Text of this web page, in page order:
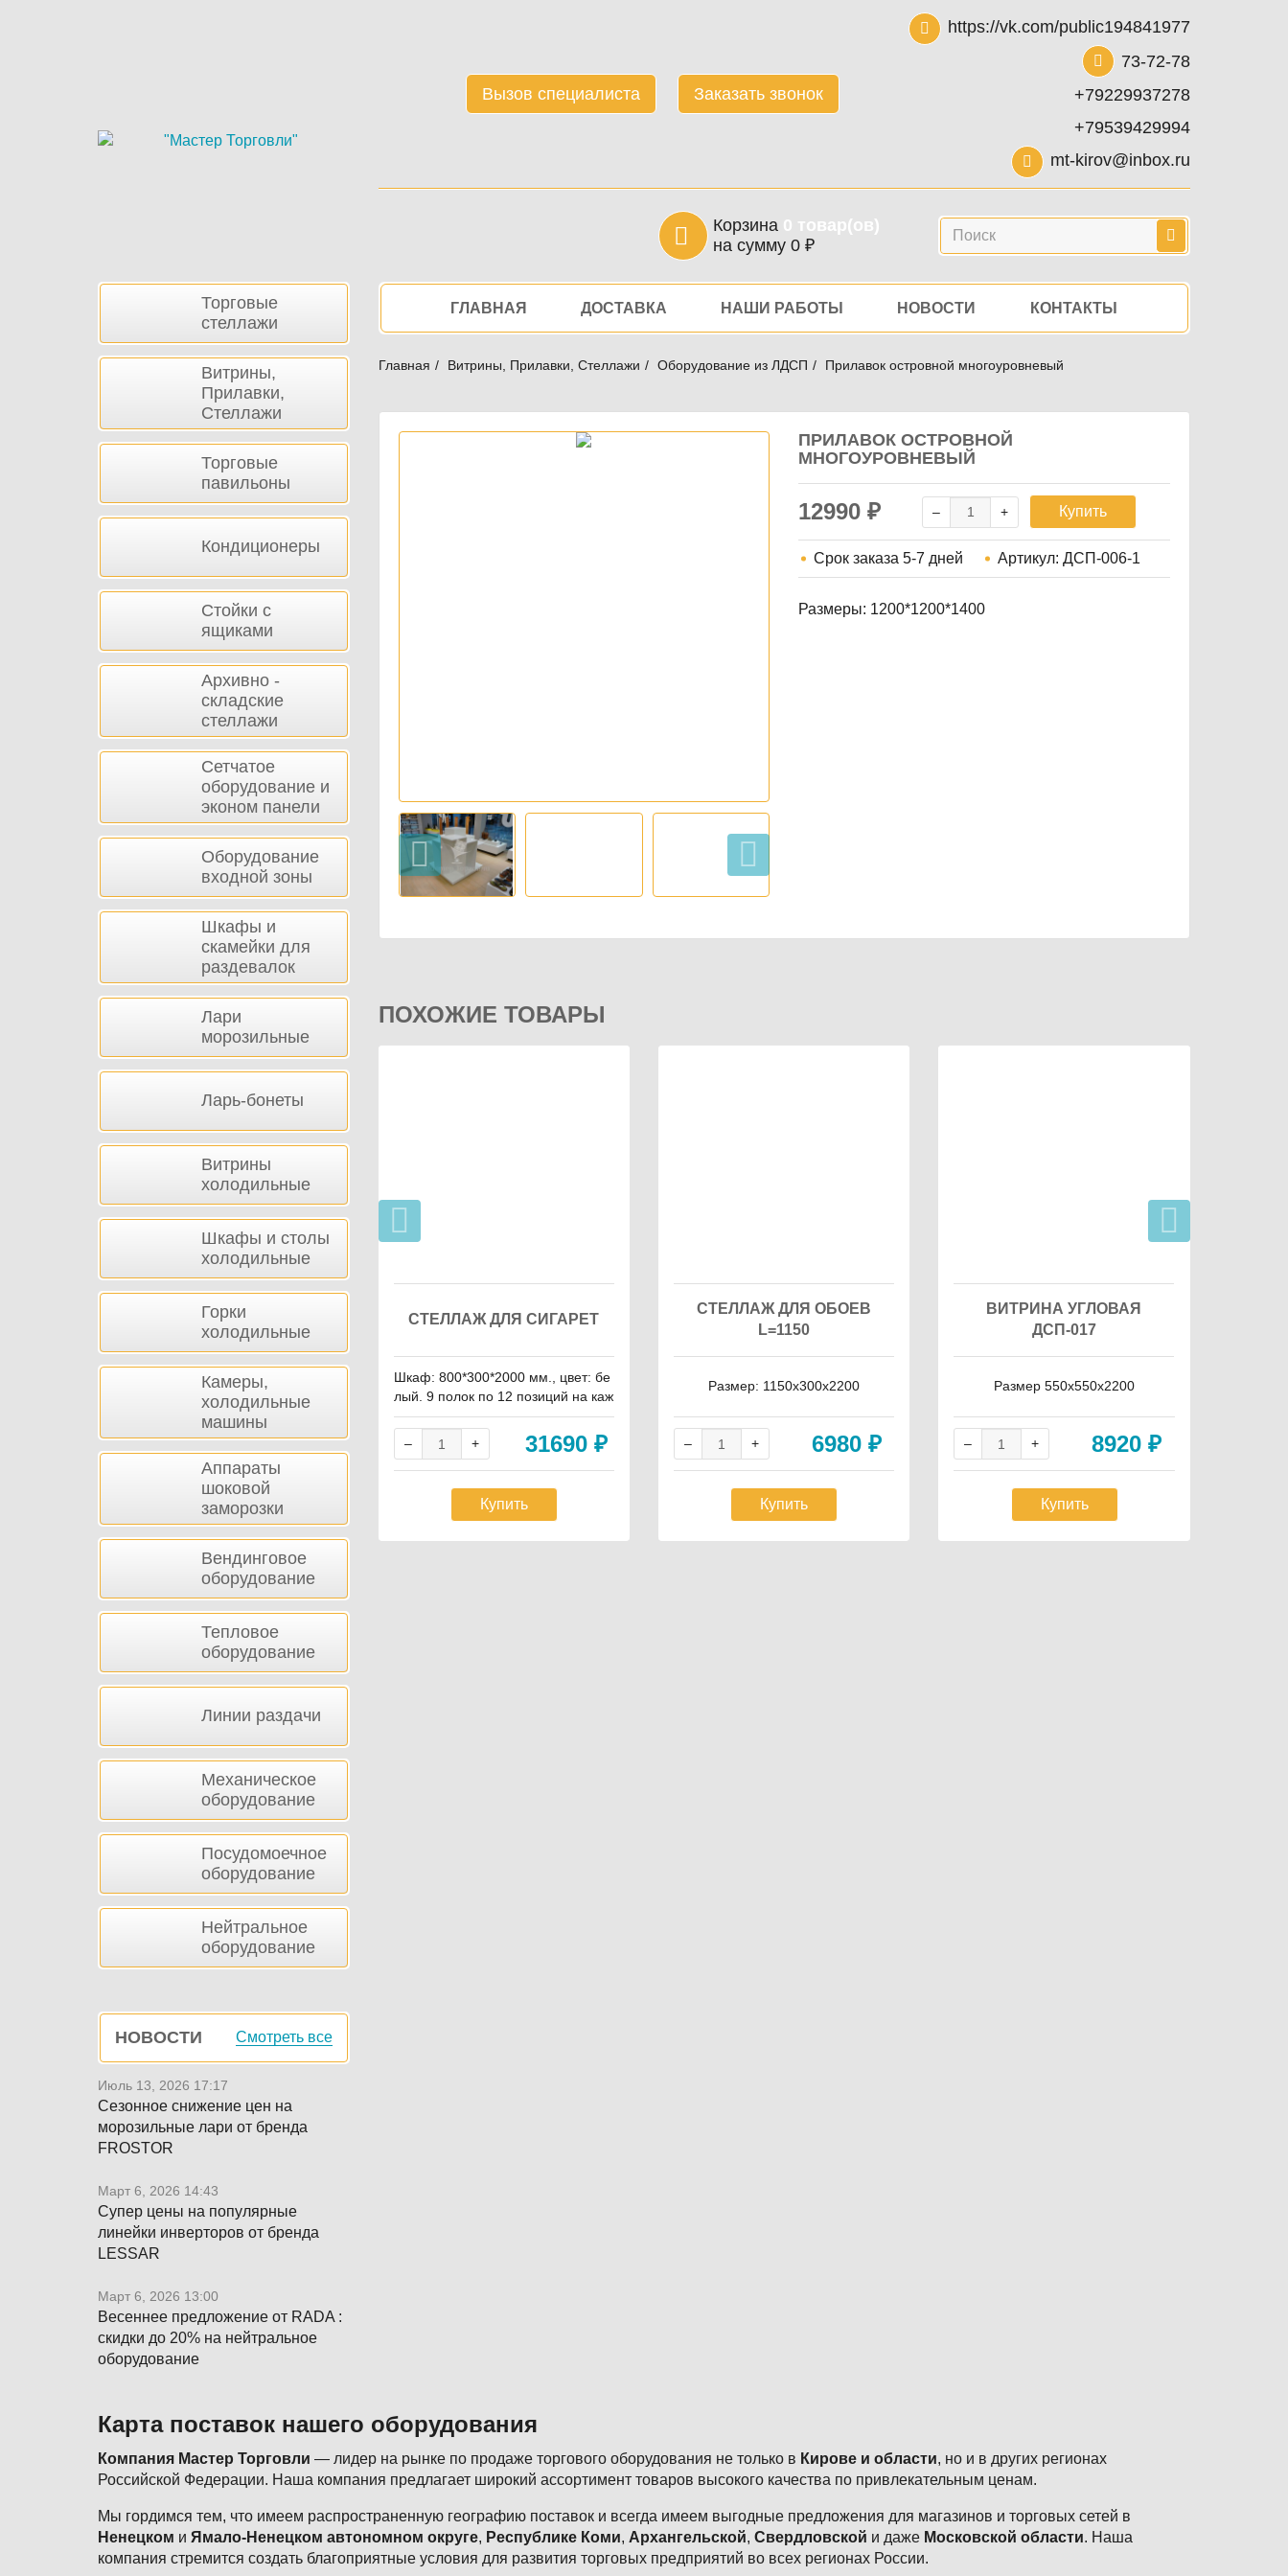
Вызов специалиста Заказать звонок
https://vk.com/public194841977
73-72-78
+79229937278
+79539429994
mt-kirov@inbox.ru
Корзина 0 товар(ов)
на сумму 0 ₽
Поиск
НавигацияГЛАВНАЯ ДОСТАВКА НАШИ РАБОТЫ НОВОСТИ КОНТАКТЫ
Главная Витрины, Прилавки, Стеллажи Оборудование из ЛДСП Прилавок островной многоуровневый
ПРИЛАВОК ОСТРОВНОЙ
МНОГОУРОВНЕВЫЙ
12990₽ Купить
Срок заказа5-7 дней Артикул:ДСП-006-1
Размеры: 1200*1200*1400
ПОХОЖИЕ ТОВАРЫ
СТЕЛЛАЖ ДЛЯ СИГАРЕТ
Шкаф: 800*300*2000 мм., цвет: бе
лый. 9 полок по 12 позиций на каж
дой, 108 пружинных толкателей, 1
080 пачек 2 полки в качестве нако
пителя, могут быть закрыты дверк
ами с замком.
31690 ₽
Купить
СТЕЛЛАЖ ДЛЯ ОБОЕВ
L=1150
Размер: 1150x300x2200
6980 ₽
Купить
ВИТРИНА УГЛОВАЯ
ДСП-017
Размер 550x550x2200
8920₽
Купить
Боковая Торговые
стеллажи
Витрины,
Прилавки,
Стеллажи
Торговые
павильоны
Кондиционеры
Стойки с
ящиками
Архивно -
складские
стеллажи
Сетчатое
оборудование и
эконом панели
Оборудование
входной зоны
Шкафы и
скамейки для
раздевалок
Лари
морозильные
Ларь-бонеты
Витрины
холодильные
Шкафы и столы
холодильные
Горки
холодильные
Камеры,
холодильные
машины
Аппараты
шоковой
заморозки
Вендинговое
оборудование
Тепловое
оборудование
Линии раздачи
Механическое
оборудование
Посудомоечное
оборудование
Нейтральное
оборудование
НОВОСТИ Смотреть все
Июль 13, 2026 17:17
Сезонное снижение цен на
морозильные лари от бренда
FROSTOR
Март 6, 2026 14:43
Супер цены на популярные
линейки инверторов от бренда
LESSAR
Март 6, 2026 13:00
Весеннее предложение от RADA :
скидки до 20% на нейтральное
оборудование
Карта поставок нашего оборудования
Компания Мастер Торговли — лидер на рынке по продаже торгового оборудования не только в Кирове и области, но и в других регионах
Российской Федерации. Наша компания предлагает широкий ассортимент товаров высокого качества по привлекательным ценам.
Мы гордимся тем, что имеем распространенную географию поставок и всегда имеем выгодные предложения для магазинов и торговых сетей в
Ненецком и Ямало-Ненецком автономном округе, Республике Коми, Архангельской, Свердловской и даже Московской области. Наша
компания стремится создать благоприятные условия для развития торговых предприятий во всех регионах России.